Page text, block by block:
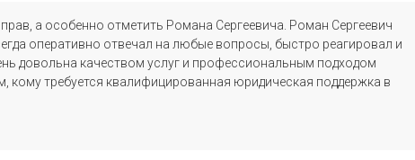
а особенно отметить Романа Сергеевича. Роман Сергеевич
оперативно отвечал на любые вопросы, быстро реагировал и
довольна качеством услуг и профессиональным подходом
кому требуется квалифицированная юридическая поддержка в